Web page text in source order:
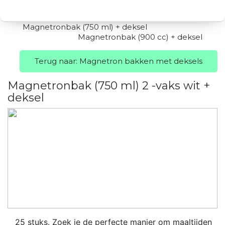
Magnetronbak (750 ml) + deksel
Magnetronbak (900 cc) + deksel
Terug naar: Magnetron bakken met deksels
Magnetronbak (750 ml) 2 -vaks wit +
deksel
25 stuks. Zoek je de perfecte manier om maaltijden